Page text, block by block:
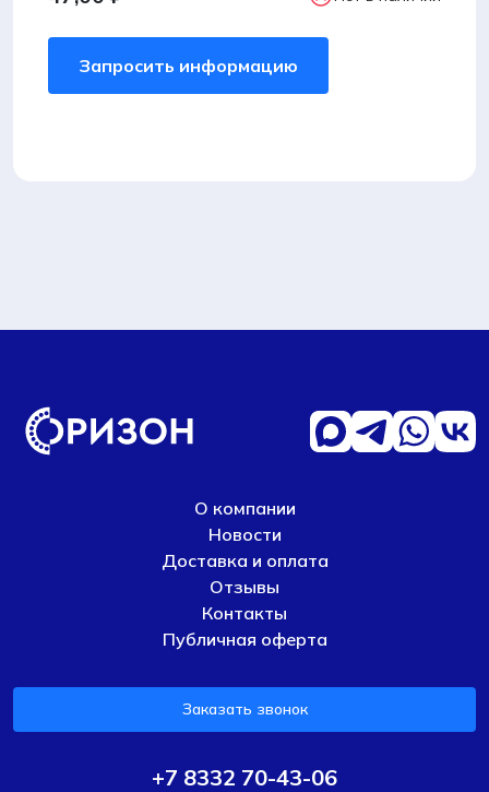
Запросить информацию
О компании
Новости
Доставка и оплата
Отзывы
Контакты
Публичная оферта
Заказать звонок
+7 8332 70-43-06